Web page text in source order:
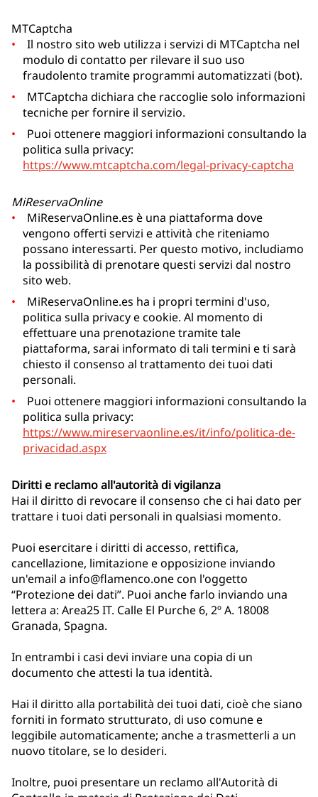
MTCaptcha
Il nostro sito web utilizza i servizi di MTCaptcha nel
modulo di contatto per rilevare il suo uso
fraudolento tramite programmi automatizzati (bot).
MTCaptcha dichiara che raccoglie solo informazioni
tecniche per fornire il servizio.
Puoi ottenere maggiori informazioni consultando la
politica sulla privacy:
https://www.mtcaptcha.com/legal-privacy-captcha
MiReservaOnline
MiReservaOnline.es è una piattaforma dove
vengono offerti servizi e attività che riteniamo
possano interessarti. Per questo motivo, includiamo
la possibilità di prenotare questi servizi dal nostro
sito web.
MiReservaOnline.es ha i propri termini d'uso,
politica sulla privacy e cookie. Al momento di
effettuare una prenotazione tramite tale
piattaforma, sarai informato di tali termini e ti sarà
chiesto il consenso al trattamento dei tuoi dati
personali.
Puoi ottenere maggiori informazioni consultando la
politica sulla privacy:
https://www.mireservaonline.es/it/info/politica-de-
privacidad.aspx
Diritti e reclamo all'autorità di vigilanza
Hai il diritto di revocare il consenso che ci hai dato per
trattare i tuoi dati personali in qualsiasi momento.
Puoi esercitare i diritti di accesso, rettifica,
cancellazione, limitazione e opposizione inviando
un'email a info@flamenco.one con l'oggetto
“Protezione dei dati”. Puoi anche farlo inviando una
lettera a: Area25 IT. Calle El Purche 6, 2º A. 18008
Granada, Spagna.
In entrambi i casi devi inviare una copia di un
documento che attesti la tua identità.
Hai il diritto alla portabilità dei tuoi dati, cioè che siano
forniti in formato strutturato, di uso comune e
leggibile automaticamente; anche a trasmetterli a un
nuovo titolare, se lo desideri.
Inoltre, puoi presentare un reclamo all'Autorità di